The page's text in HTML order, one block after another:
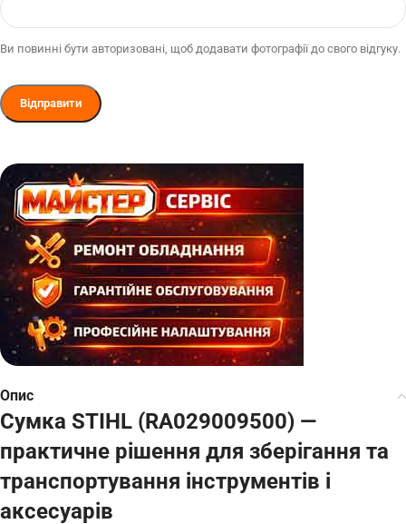
Ви повинні бути авторизовані, щоб додавати фотографії до свого відгуку.
Опис
Сумка STIHL (RA029009500) —
практичне рішення для зберігання та
транспортування інструментів і
аксесуарів